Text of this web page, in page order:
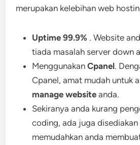
merupakan kelebihan web
Uptime 99.9% . Website
tiada masalah server down
MenggunakanCpanel.
Cpanel, amat mudah untuk
manage website anda.
Sekiranya anda kurang
coding, ada juga disediakan
memudahkan anda